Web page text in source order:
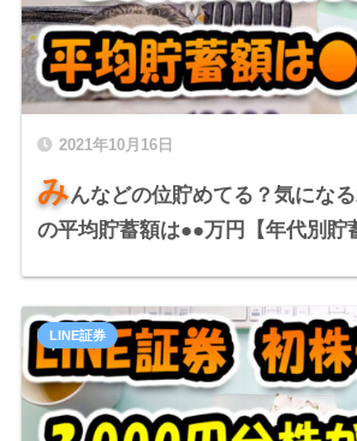
2021年10月16日
みんなどの位貯めてる？気にな
の平均貯蓄額は●●万円【年代別貯
LINE証券